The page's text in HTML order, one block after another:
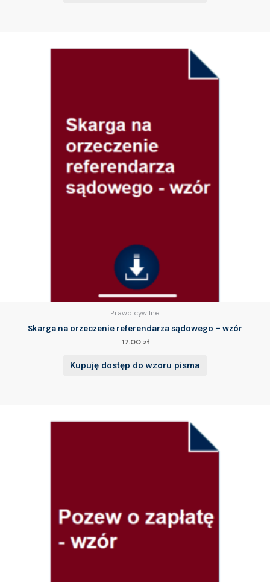
Prawo cywilne
Skarga na orzeczenie referendarza sądowego – wzór
17.00 zł
Kupuję dostęp do wzoru pisma